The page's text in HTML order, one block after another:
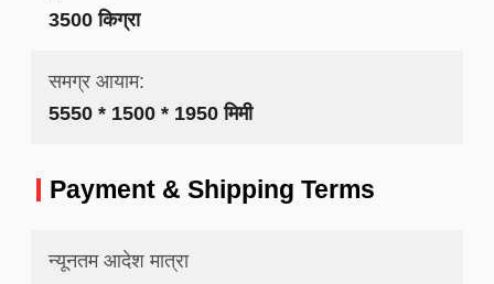
3500 किग्रा
समग्र आयाम:
5550 * 1500 * 1950 मिमी
Payment & Shipping Terms
न्यूनतम आदेश मात्रा